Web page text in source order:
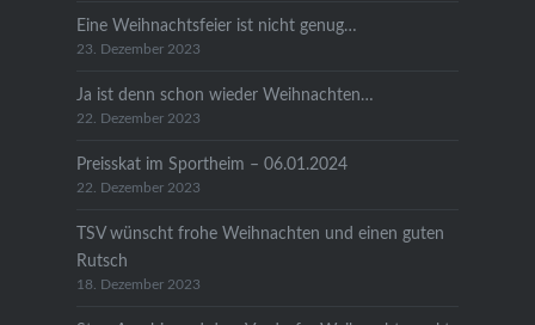
Eine Weihnachtsfeier ist nicht genug…
23. Dezember 2023
Ja ist denn schon wieder Weihnachten…
22. Dezember 2023
Preisskat im Sportheim – 06.01.2024
22. Dezember 2023
TSV wünscht frohe Weihnachten und einen guten
Rutsch
18. Dezember 2023